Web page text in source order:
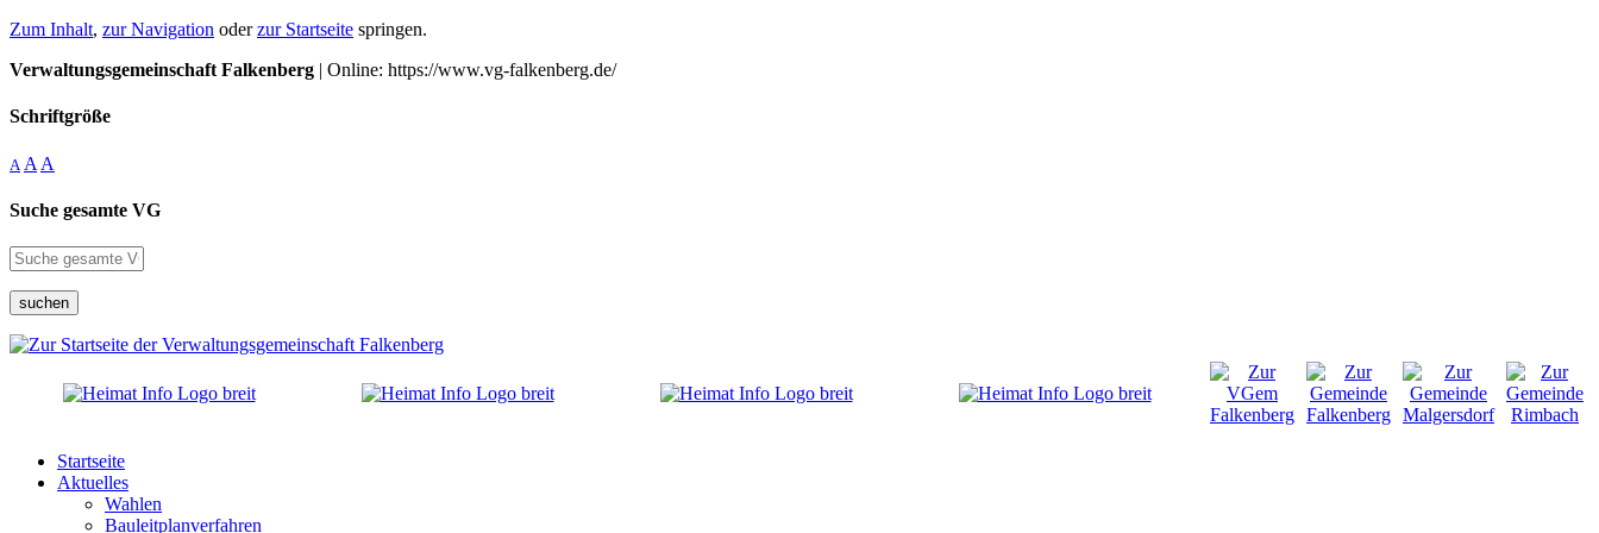
Zum Inhalt, zur Navigation oderzur Startseite springen.
Verwaltungsgemeinschaft Falkenberg | Online: https://www.vg-falkenberg.de/
Schriftgröße
A A A
Suche gesamte VG
suchen
Startseite
Aktuelles
Wahlen
Bauleitplanverfahren